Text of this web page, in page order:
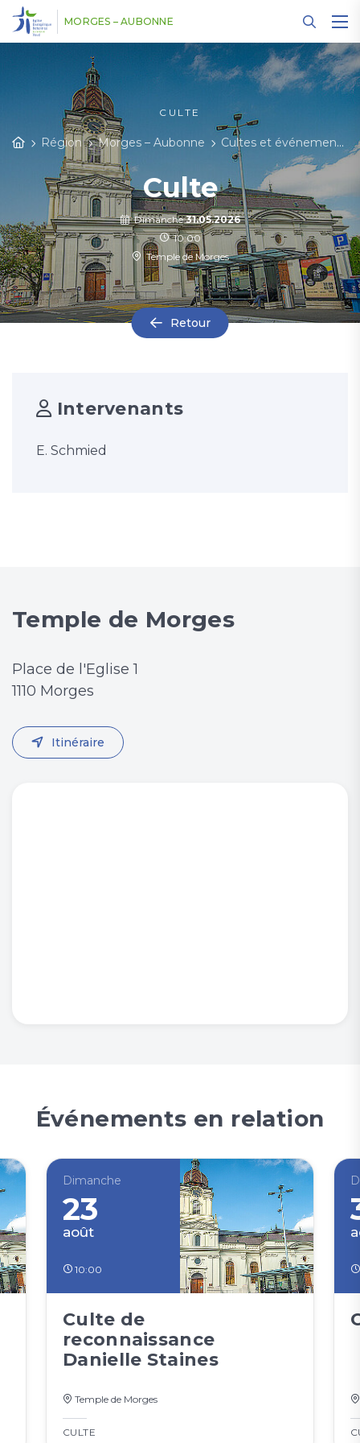
MORGES – AUBONNE
CULTE
Région Morges – Aubonne Cultes et événements
Culte
Dimanche31.05.2026
10:00
Temple de Morges
Retour
Intervenants
E. Schmied
Temple de Morges
Place de l'Eglise 1
1110 Morges
Itinéraire
Événements en relation
Dimanche
23
août
10:00
Culte de
reconnaissance
Danielle Staines
Temple de Morges
CULTE
Panneau de gestion des cookies